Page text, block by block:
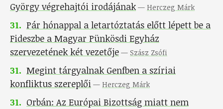
György végrehajtói irodájának — Herczeg Márk
31. Pár hónappal a letartóztatás előtt lépett be a
Fideszbe a Magyar Pünkösdi Egyház
szervezetének két vezetője — Szász Zsófi
31. Megint tárgyalnak Genfben a szíriai
konfliktus szereplői — Herczeg Márk
31. Orbán: Az Európai Bizottság miatt nem